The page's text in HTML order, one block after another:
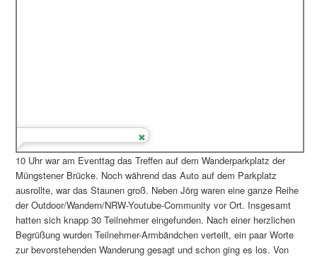
10 Uhr war am Eventtag das Treffen auf dem Wanderparkplatz der
Müngstener Brücke. Noch während das Auto auf dem Parkplatz
ausrollte, war das Staunen groß. Neben Jörg waren eine ganze Reihe
der Outdoor/Wandern/NRW-Youtube-Community vor Ort. Insgesamt
hatten sich knapp 30 Teilnehmer eingefunden. Nach einer herzlichen
Begrüßung wurden Teilnehmer-Armbändchen verteilt, ein paar Worte
zur bevorstehenden Wanderung gesagt und schon ging es los. Von